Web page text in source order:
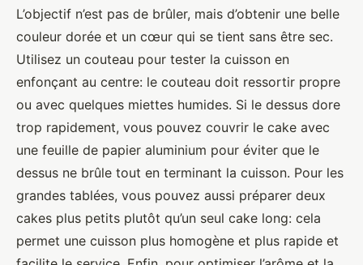
L’objectif n’est pas de brûler, mais d’obtenir une belle
couleur dorée et un cœur qui se tient sans être sec.
Utilisez un couteau pour tester la cuisson en
enfonçant au centre: le couteau doit ressortir propre
ou avec quelques miettes humides. Si le dessus dore
trop rapidement, vous pouvez couvrir le cake avec
une feuille de papier aluminium pour éviter que le
dessus ne brûle tout en terminant la cuisson. Pour les
grandes tablées, vous pouvez aussi préparer deux
cakes plus petits plutôt qu’un seul cake long: cela
permet une cuisson plus homogène et plus rapide et